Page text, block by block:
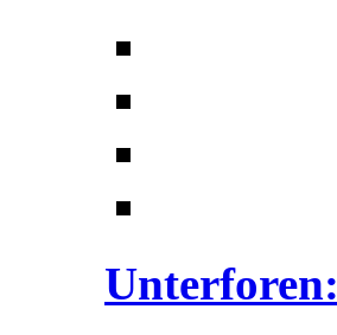
Unterforen: